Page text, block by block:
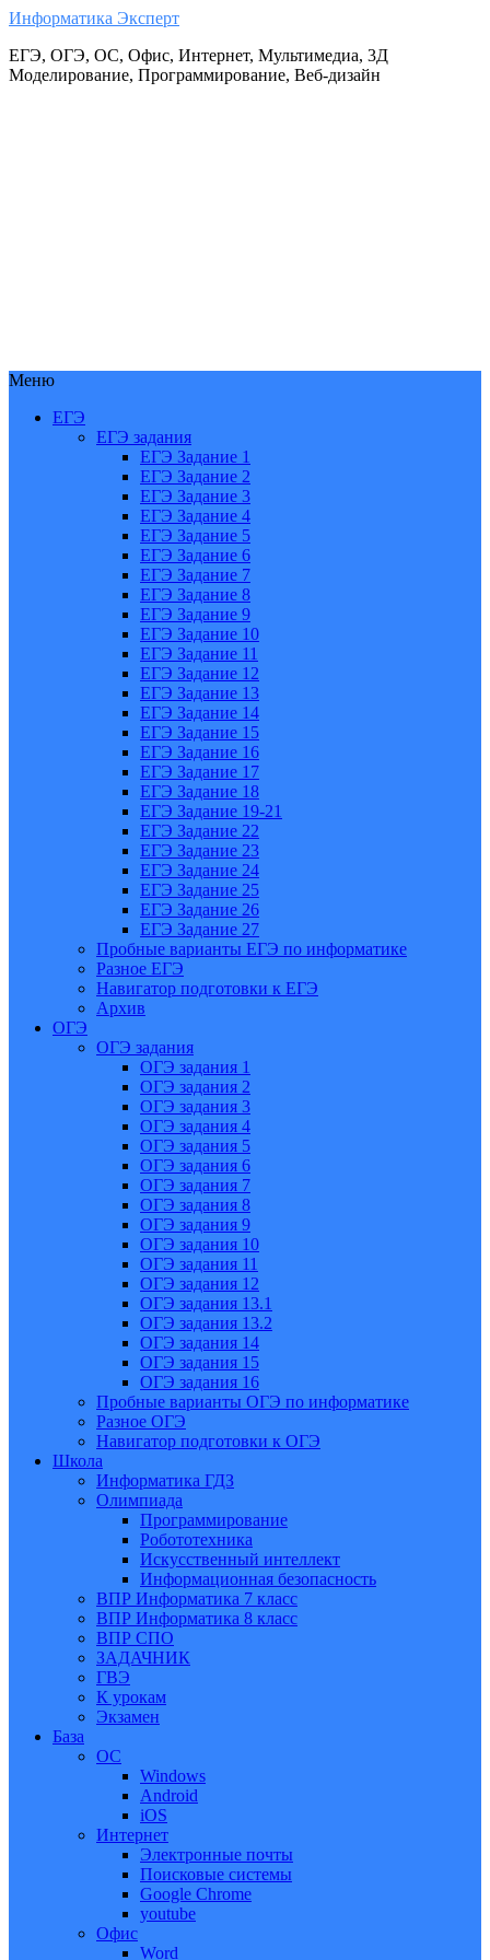
Информатика Эксперт
ЕГЭ, ОГЭ, ОС, Офис, Интернет, Мультимедиа, 3Д
Моделирование, Программирование, Веб-дизайн
Меню
ЕГЭ
ЕГЭ задания
ЕГЭ Задание 1
ЕГЭ Задание 2
ЕГЭ Задание 3
ЕГЭ Задание 4
ЕГЭ Задание 5
ЕГЭ Задание 6
ЕГЭ Задание 7
ЕГЭ Задание 8
ЕГЭ Задание 9
ЕГЭ Задание 10
ЕГЭ Задание 11
ЕГЭ Задание 12
ЕГЭ Задание 13
ЕГЭ Задание 14
ЕГЭ Задание 15
ЕГЭ Задание 16
ЕГЭ Задание 17
ЕГЭ Задание 18
ЕГЭ Задание 19-21
ЕГЭ Задание 22
ЕГЭ Задание 23
ЕГЭ Задание 24
ЕГЭ Задание 25
ЕГЭ Задание 26
ЕГЭ Задание 27
Пробные варианты ЕГЭ по информатике
Разное ЕГЭ
Навигатор подготовки к ЕГЭ
Архив
ОГЭ
ОГЭ задания
ОГЭ задания 1
ОГЭ задания 2
ОГЭ задания 3
ОГЭ задания 4
ОГЭ задания 5
ОГЭ задания 6
ОГЭ задания 7
ОГЭ задания 8
ОГЭ задания 9
ОГЭ задания 10
ОГЭ задания 11
ОГЭ задания 12
ОГЭ задания 13.1
ОГЭ задания 13.2
ОГЭ задания 14
ОГЭ задания 15
ОГЭ задания 16
Пробные варианты ОГЭ по информатике
Разное ОГЭ
Навигатор подготовки к ОГЭ
Школа
Информатика ГДЗ
Олимпиада
Программирование
Робототехника
Искусственный интеллект
Информационная безопасность
ВПР Информатика 7 класс
ВПР Информатика 8 класс
ВПР СПО
ЗАДАЧНИК
ГВЭ
К урокам
Экзамен
База
ОС
Windows
Android
iOS
Интернет
Электронные почты
Поисковые системы
Google Chrome
youtube
Офис
Word